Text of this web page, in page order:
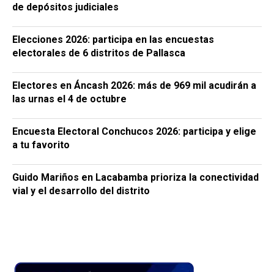
de depósitos judiciales
Elecciones 2026: participa en las encuestas
electorales de 6 distritos de Pallasca
Electores en Áncash 2026: más de 969 mil acudirán a
las urnas el 4 de octubre
Encuesta Electoral Conchucos 2026: participa y elige
a tu favorito
Guido Mariños en Lacabamba prioriza la conectividad
vial y el desarrollo del distrito